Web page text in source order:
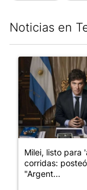
Noticias en
Un artículo de
Milei, listo para
corridas:
"Argent...